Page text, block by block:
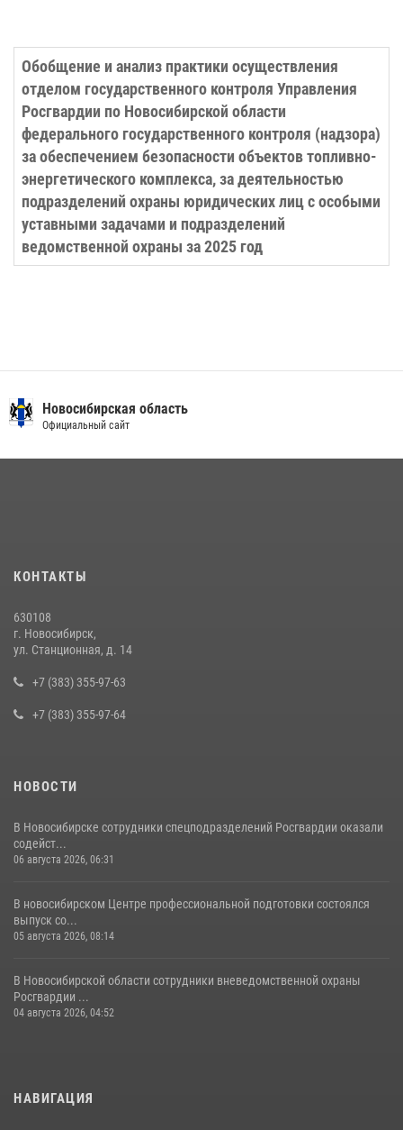
Обобщение и анализ практики осуществления
отделом государственного контроля Управления
Росгвардии по Новосибирской области
федерального государственного контроля (надзора)
за обеспечением безопасности объектов топливно-
энергетического комплекса, за деятельностью
подразделений охраны юридических лиц с особыми
уставными задачами и подразделений
ведомственной охраны за 2025 год
Новосибирская область
Официальный сайт
КОНТАКТЫ
630108
г. Новосибирск,
ул. Станционная, д. 14
+7 (383) 355-97-63
+7 (383) 355-97-64
НОВОСТИ
В Новосибирске сотрудники спецподразделений Росгвардии оказали
содейст...
06 августа 2026, 06:31
В новосибирском Центре профессиональной подготовки состоялся
выпуск со...
05 августа 2026, 08:14
В Новосибирской области сотрудники вневедомственной охраны
Росгвардии ...
04 августа 2026, 04:52
НАВИГАЦИЯ